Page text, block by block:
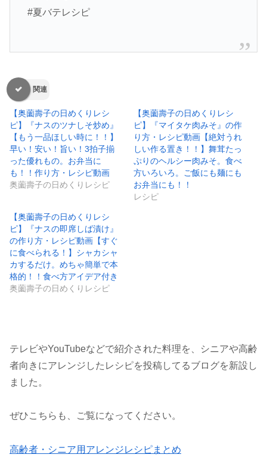
#夏バテレシピ
関連
【奥薗壽子の日めくりレシ
ピ】『ナスのツナしそ炒め』
【もう一品ほしい時に！！】
早い！安い！旨い！3拍子揃
った優れもの。お弁当に
も！！作り方・レシピ動画
奥薗壽子の日めくりレシピ
【奥薗壽子の日めくりレシ
ピ】『マイタケ肉みそ』の作
り方・レシピ動画【絶対うれ
しい作る置き！！】舞茸たっ
ぷりのヘルシー肉みそ。食べ
方いろいろ。ご飯にも麺にも
お弁当にも！！
レシピ
【奥薗壽子の日めくりレシ
ピ】『ナスの即席しば漬け』
の作り方・レシピ動画【すぐ
に食べられる！】シャカシャ
カするだけ。めちゃ簡単で本
格的！！食べ方アイデア付き
奥薗壽子の日めくりレシピ
テレビやYouTubeなどで紹介された料理を、シニアや高齢
者向きにアレンジしたレシピを投稿してるブログを新設し
ました。
ぜひこちらも、ご覧になってください。
高齢者・シニア用アレンジレシピまとめ